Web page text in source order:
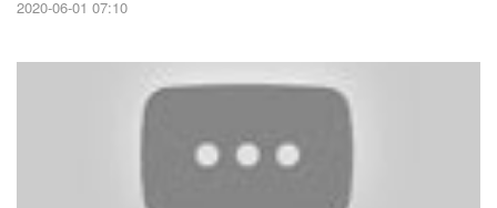
2020-06-01 07:10